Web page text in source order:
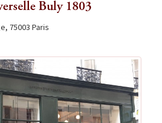
Buly 1803
75003 Paris